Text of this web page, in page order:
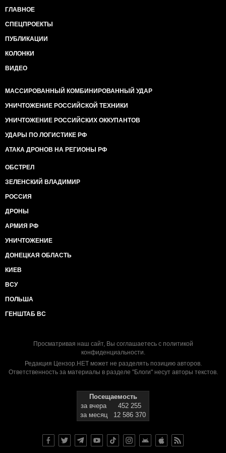
хорошего дня, и оба поехали своей дорогой. Если
офицер и понял, что только что оштрафовал свою
начальницу, то виду он не подал, а Милгрэм не
стала ему об этом говорить.
офиса, она тут же поручила своим подчинённым
первый штраф.
В интервью журналистам Милгрэм извинилась:
совершила ошибку, и понимаю, что поступила
ответственность за превышение скорости.
Вот как бывает...
ГЛАВНОЕ
СПЕЦПРОЕКТЫ
ПУБЛИКАЦИИ
КОЛОНКИ
ВИДЕО
МАССИРОВАННЫЙ КОМБИНИРОВАННЫЙ УДАР
УНИЧТОЖЕНИЕ РОССИЙСКОЙ ТЕХНИКИ
УНИЧТОЖЕНИЕ РОССИЙСКИХ ОККУПАНТОВ
УДАРЫ ПО ЛОГИСТИКЕ РФ
АТАКА ДРОНОВ НА РЕГИОНЫ РФ
ОБСТРЕЛ
ЗЕЛЕНСКИЙ ВЛАДИМИР
РОССИЯ
ДРОНЫ
АРМИЯ РФ
УНИЧТОЖЕНИЕ
ДОНЕЦКАЯ ОБЛАСТЬ
КИЕВ
ВСУ
ПОЛЬША
ГЕНШТАБ ВС
Просматривая наш сайт, Вы соглашаетесь с политикой
конфиденциальности.
Редакция Цензор.НЕТ может не разделять позицию авторов.
Ответственность за материалы в разделе "Блоги" несут авторы текстов.
Посещаемость
за вчера
452 255
за месяц
12 586 370